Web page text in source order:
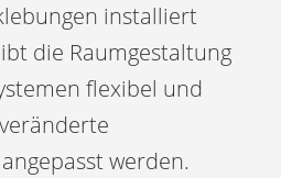
installiert
die Raumgestaltung
flexibel und
werden.